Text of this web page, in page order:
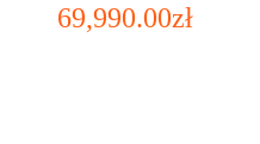
69,990.00zł